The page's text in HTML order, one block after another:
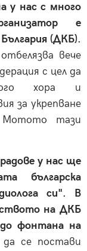
у нас с много
е
(ДКБ).
вече
с цел да
хора и
за укрепване
Мотото тази
у нас ще
българска
си". В
на ДКБ
фонтана на
се постави